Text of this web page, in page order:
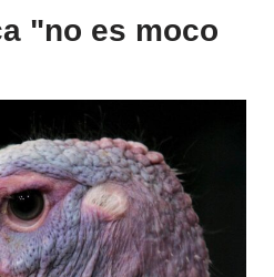
"no es moco